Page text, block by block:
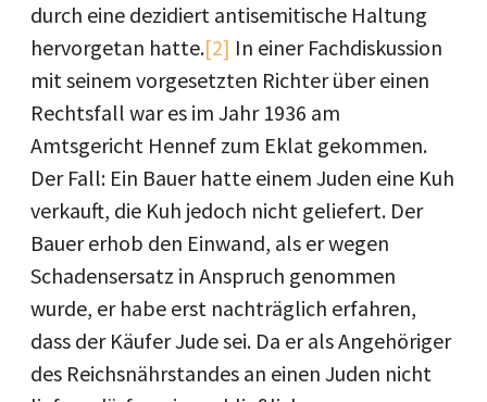
durch eine dezidiert antisemitische Haltung
hervorgetan hatte.[2] In einer Fachdiskussion
mit seinem vorgesetzten Richter über einen
Rechtsfall war es im Jahr 1936 am
Amtsgericht Hennef zum Eklat gekommen.
Der Fall: Ein Bauer hatte einem Juden eine Kuh
verkauft, die Kuh jedoch nicht geliefert. Der
Bauer erhob den Einwand, als er wegen
Schadensersatz in Anspruch genommen
wurde, er habe erst nachträglich erfahren,
dass der Käufer Jude sei. Da er als Angehöriger
des Reichsnährstandes an einen Juden nicht